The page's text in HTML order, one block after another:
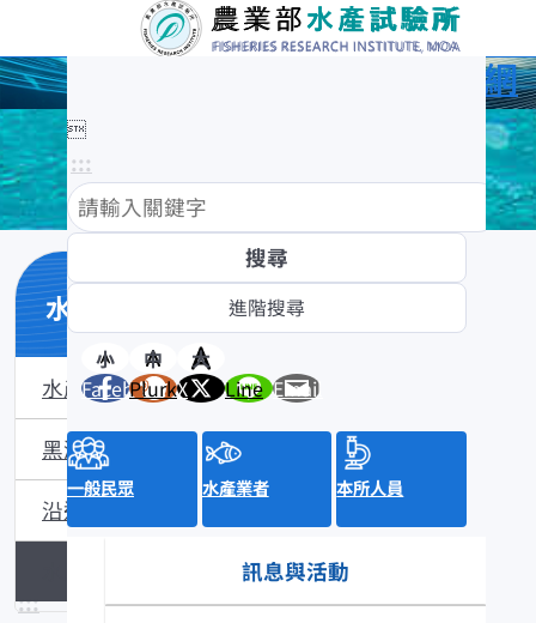
農業部水產試驗所全球資訊網

:::
小 中
大
Facebook
PlurkX Line Email
一般民眾 水產業者 本所人員
訊息與活動
:::
水產數位典藏
水產數位典藏介紹
黑潮漁業數位典藏
沿近海標本數位典藏